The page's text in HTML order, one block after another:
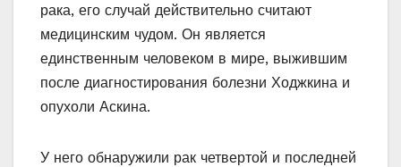
рака, его случай действительно считают
медицинским чудом. Он является
единственным человеком в мире, выжившим
после диагностирования болезни Ходжкина и
опухоли Аскина.
У него обнаружили рак четвертой и последней